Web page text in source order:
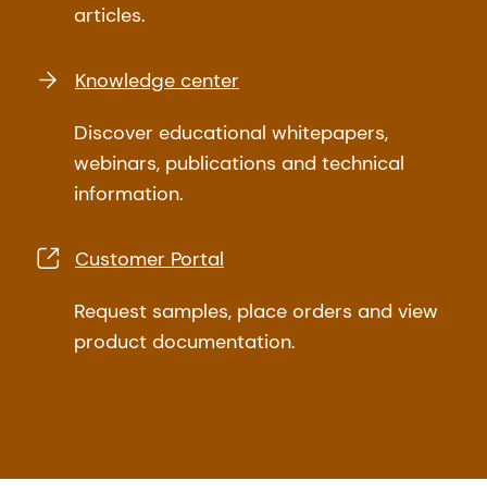
articles.
Knowledge center
Discover educational whitepapers,
webinars, publications and technical
information.
Customer Portal
Request samples, place orders and view
product documentation.